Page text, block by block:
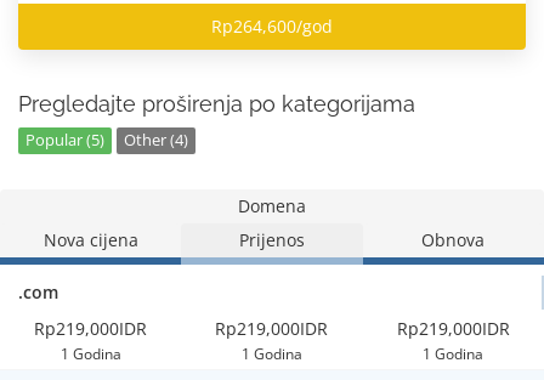
Rp264,600/god
Pregledajte proširenja po kategorijama
Popular (5) Other (4)
Domena
Nova cijena
Prijenos Obnova
.com
Rp219,000IDR
1 Godina
Rp219,000IDR
1 Godina
Rp219,000IDR
1 Godina